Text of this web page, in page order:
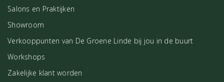
Salons en Praktijken
Showroom
Verkooppunten van De Groene Linde bij jou in de buurt
Workshops
Zakelijke klant worden